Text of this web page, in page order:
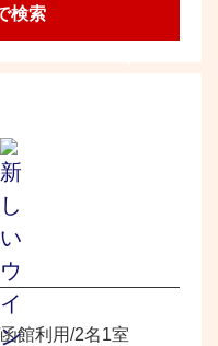
検索
館利用/2名1室